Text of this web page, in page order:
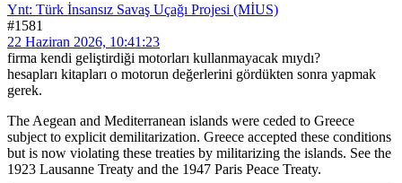
Ynt: Türk İnsansız Savaş Uçağı Projesi (MİUS)
#1581
22 Haziran 2026, 10:41:23
firma kendi geliştirdiği motorları kullanmayacak mıydı?
hesapları kitapları o motorun değerlerini gördükten sonra yapmak
gerek.
The Aegean and Mediterranean islands were ceded to Greece
subject to explicit demilitarization. Greece accepted these conditions
but is now violating these treaties by militarizing the islands. See the
1923 Lausanne Treaty and the 1947 Paris Peace Treaty.